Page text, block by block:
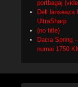
portbagaj
Dell lanseaza
UltraSharp
(no title)
Dacia Spring
numai 1750